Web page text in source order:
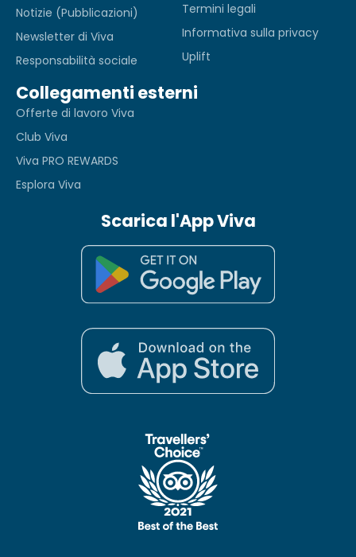
Notizie (Pubblicazioni)
Newsletter di Viva
Responsabilità sociale
Termini legali
Informativa sulla privacy
Uplift
Collegamenti esterni
Offerte di lavoro Viva
Club Viva
Viva PRO REWARDS
Esplora Viva
Scarica l'App Viva